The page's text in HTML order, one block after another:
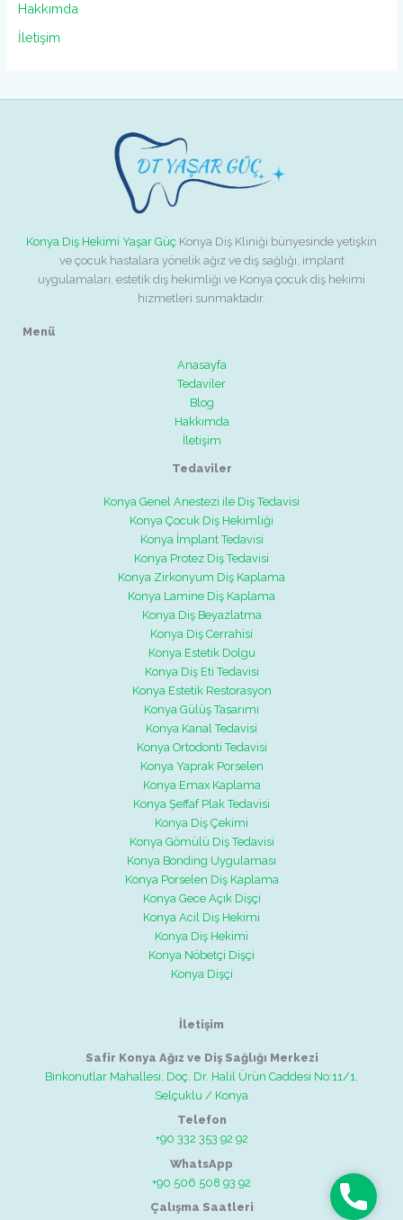
Hakkımda
İletişim
Konya Diş Hekimi Yaşar Güç Konya Diş Kliniği bünyesinde yetişkin
ve çocuk hastalara yönelik ağız ve diş sağlığı, implant
uygulamaları, estetik diş hekimliği ve Konya çocuk diş hekimi
hizmetleri sunmaktadır.
Menü
Anasayfa
Tedaviler
Blog
Hakkımda
İletişim
Tedaviler
Konya Genel Anestezi ile Diş Tedavisi
Konya Çocuk Diş Hekimliği
Konya İmplant Tedavisi
Konya Protez Diş Tedavisi
Konya Zirkonyum Diş Kaplama
Konya Lamine Diş Kaplama
Konya Diş Beyazlatma
Konya Diş Cerrahisi
Konya Estetik Dolgu
Konya Diş Eti Tedavisi
Konya Estetik Restorasyon
Konya Gülüş Tasarımı
Konya Kanal Tedavisi
Konya Ortodonti Tedavisi
Konya Yaprak Porselen
Konya Emax Kaplama
Konya Şeffaf Plak Tedavisi
Konya Diş Çekimi
Konya Gömülü Diş Tedavisi
Konya Bonding Uygulaması
Konya Porselen Diş Kaplama
Konya Gece Açık Dişçi
Konya Acil Diş Hekimi
Konya Diş Hekimi
Konya Nöbetçi Dişçi
Konya Dişçi
İletişim
Safir Konya Ağız ve Diş Sağlığı Merkezi
Binkonutlar Mahallesi, Doç. Dr. Halil Ürün Caddesi No:11/1,
Selçuklu / Konya
Telefon
+90 332 353 92 92
WhatsApp
+90 506 508 93 92
Çalışma Saatleri
Telefon